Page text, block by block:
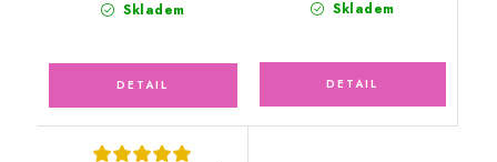
Skladem Skladem